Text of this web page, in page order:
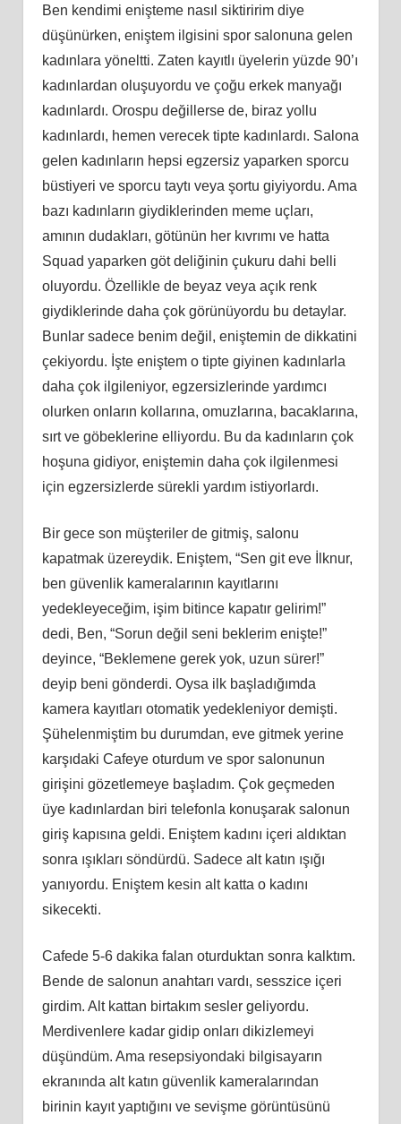
Ben kendimi enişteme nasıl siktiririm diye
düşünürken, eniştem ilgisini spor salonuna gelen
kadınlara yöneltti. Zaten kayıtlı üyelerin yüzde 90’ı
kadınlardan oluşuyordu ve çoğu erkek manyağı
kadınlardı. Orospu değillerse de, biraz yollu
kadınlardı, hemen verecek tipte kadınlardı. Salona
gelen kadınların hepsi egzersiz yaparken sporcu
büstiyeri ve sporcu taytı veya şortu giyiyordu. Ama
bazı kadınların giydiklerinden meme uçları,
amının dudakları, götünün her kıvrımı ve hatta
Squad yaparken göt deliğinin çukuru dahi belli
oluyordu. Özellikle de beyaz veya açık renk
giydiklerinde daha çok görünüyordu bu detaylar.
Bunlar sadece benim değil, eniştemin de dikkatini
çekiyordu. İşte eniştem o tipte giyinen kadınlarla
daha çok ilgileniyor, egzersizlerinde yardımcı
olurken onların kollarına, omuzlarına, bacaklarına,
sırt ve göbeklerine elliyordu. Bu da kadınların çok
hoşuna gidiyor, eniştemin daha çok ilgilenmesi
için egzersizlerde sürekli yardım istiyorlardı.
Bir gece son müşteriler de gitmiş, salonu
kapatmak üzereydik. Eniştem, “Sen git eve İlknur,
ben güvenlik kameralarının kayıtlarını
yedekleyeceğim, işim bitince kapatır gelirim!”
dedi, Ben, “Sorun değil seni beklerim enişte!”
deyince, “Beklemene gerek yok, uzun sürer!”
deyip beni gönderdi. Oysa ilk başladığımda
kamera kayıtları otomatik yedekleniyor demişti.
Şühelenmiştim bu durumdan, eve gitmek yerine
karşıdaki Cafeye oturdum ve spor salonunun
girişini gözetlemeye başladım. Çok geçmeden
üye kadınlardan biri telefonla konuşarak salonun
giriş kapısına geldi. Eniştem kadını içeri aldıktan
sonra ışıkları söndürdü. Sadece alt katın ışığı
yanıyordu. Eniştem kesin alt katta o kadını
sikecekti.
Cafede 5-6 dakika falan oturduktan sonra kalktım.
Bende de salonun anahtarı vardı, sesszice içeri
girdim. Alt kattan birtakım sesler geliyordu.
Merdivenlere kadar gidip onları dikizlemeyi
düşündüm. Ama resepsiyondaki bilgisayarın
ekranında alt katın güvenlik kameralarından
birinin kayıt yaptığını ve sevişme görüntüsünü